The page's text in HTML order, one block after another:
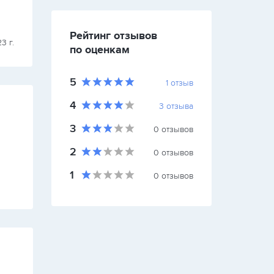
г. Винбург
Рейтинг отзывов
по оценкам
5 1 отзыв
4 3 отзыва
3 0 отзывов
2 0 отзывов
1 0 отзывов